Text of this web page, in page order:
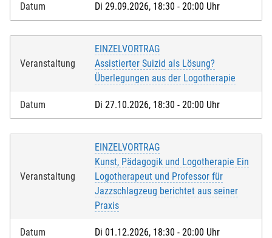
Datum Di 29.09.2026, 18:30 - 20:00 Uhr
Veranstaltung
EINZELVORTRAG
Assistierter Suizid als Lösung?
Überlegungen aus der Logotherapie
Datum Di 27.10.2026, 18:30 - 20:00 Uhr
Veranstaltung
EINZELVORTRAG
Kunst, Pädagogik und Logotherapie Ein
Logotherapeut und Professor für
Jazzschlagzeug berichtet aus seiner
Praxis
Datum Di 01.12.2026, 18:30 - 20:00 Uhr